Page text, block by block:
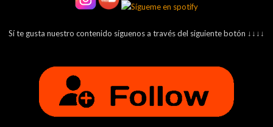
Sí te gusta nuestro contenido síguenos a través del siguiente botón ↓↓↓↓